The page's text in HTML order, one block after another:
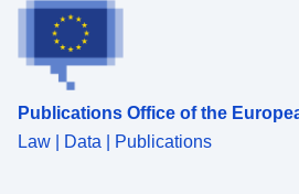
Publications Office of the
Law | Data | Publications